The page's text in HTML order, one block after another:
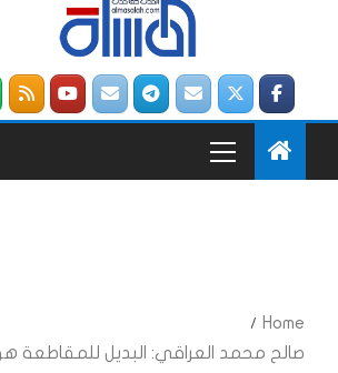
Home
صالح محمد العراقي: البديل للمقاطعة